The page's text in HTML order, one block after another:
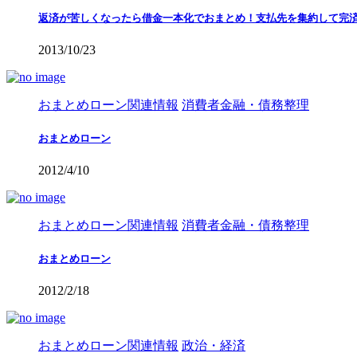
返済が苦しくなったら借金一本化でおまとめ！支払先を集約して完
2013/10/23
おまとめローン関連情報 消費者金融・債務整理
おまとめローン
2012/4/10
おまとめローン関連情報 消費者金融・債務整理
おまとめローン
2012/2/18
おまとめローン関連情報 政治・経済